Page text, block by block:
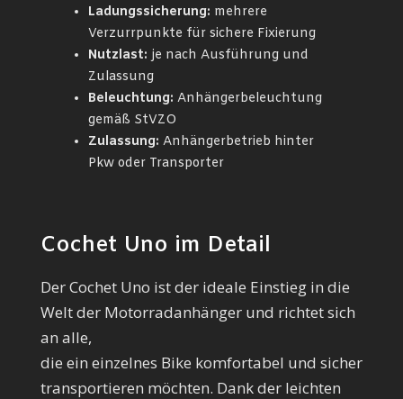
Ladungssicherung: mehrere
Verzurrpunkte für sichere Fixierung
Nutzlast: je nach Ausführung und
Zulassung
Beleuchtung: Anhängerbeleuchtung
gemäß StVZO
Zulassung: Anhängerbetrieb hinter
Pkw oder Transporter
Cochet Uno im Detail
Der Cochet Uno ist der ideale Einstieg in die
Welt der Motorradanhänger und richtet sich
an alle,
die ein einzelnes Bike komfortabel und sicher
transportieren möchten. Dank der leichten